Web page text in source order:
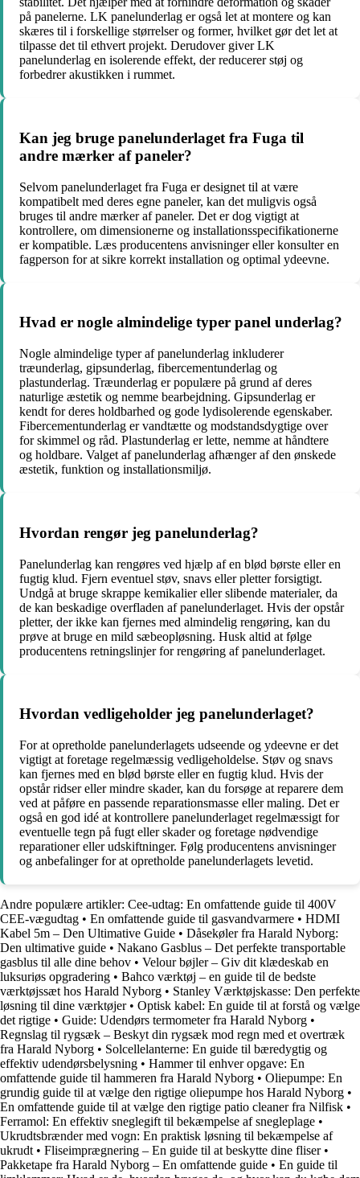
på panelerne. LK panelunderlag er også let at montere og kan
skæres til i forskellige størrelser og former, hvilket gør det let at
tilpasse det til ethvert projekt. Derudover giver LK
panelunderlag en isolerende effekt, der reducerer støj og
forbedrer akustikken i rummet.
Kan jeg bruge panelunderlaget fra Fuga til
andre mærker af paneler?
Selvom panelunderlaget fra Fuga er designet til at være
kompatibelt med deres egne paneler, kan det muligvis også
bruges til andre mærker af paneler. Det er dog vigtigt at
kontrollere, om dimensionerne og installationsspecifikationerne
er kompatible. Læs producentens anvisninger eller konsulter en
fagperson for at sikre korrekt installation og optimal ydeevne.
Hvad er nogle almindelige typer panel underlag?
Nogle almindelige typer af panelunderlag inkluderer
træunderlag, gipsunderlag, fibercementunderlag og
plastunderlag. Træunderlag er populære på grund af deres
naturlige æstetik og nemme bearbejdning. Gipsunderlag er
kendt for deres holdbarhed og gode lydisolerende egenskaber.
Fibercementunderlag er vandtætte og modstandsdygtige over
for skimmel og råd. Plastunderlag er lette, nemme at håndtere
og holdbare. Valget af panelunderlag afhænger af den ønskede
æstetik, funktion og installationsmiljø.
Hvordan rengør jeg panelunderlag?
Panelunderlag kan rengøres ved hjælp af en blød børste eller en
fugtig klud. Fjern eventuel støv, snavs eller pletter forsigtigt.
Undgå at bruge skrappe kemikalier eller slibende materialer, da
de kan beskadige overfladen af panelunderlaget. Hvis der opstår
pletter, der ikke kan fjernes med almindelig rengøring, kan du
prøve at bruge en mild sæbeopløsning. Husk altid at følge
producentens retningslinjer for rengøring af panelunderlaget.
Hvordan vedligeholder jeg panelunderlaget?
For at opretholde panelunderlagets udseende og ydeevne er det
vigtigt at foretage regelmæssig vedligeholdelse. Støv og snavs
kan fjernes med en blød børste eller en fugtig klud. Hvis der
opstår ridser eller mindre skader, kan du forsøge at reparere dem
ved at påføre en passende reparationsmasse eller maling. Det er
også en god idé at kontrollere panelunderlaget regelmæssigt for
eventuelle tegn på fugt eller skader og foretage nødvendige
reparationer eller udskiftninger. Følg producentens anvisninger
og anbefalinger for at opretholde panelunderlagets levetid.
Andre populære artikler: Cee-udtag: En omfattende guide til 400V
CEE-vægudtag • En omfattende guide til gasvandvarmere • HDMI
Kabel 5m – Den Ultimative Guide • Dåsekøler fra Harald Nyborg:
Den ultimative guide • Nakano Gasblus – Det perfekte transportable
gasblus til alle dine behov • Velour bøjler – Giv dit klædeskab en
luksuriøs opgradering • Bahco værktøj – en guide til de bedste
værktøjssæt hos Harald Nyborg • Stanley Værktøjskasse: Den perfekte
løsning til dine værktøjer• Optisk kabel: En guide til at forstå og vælge
det rigtige • Guide: Udendørs termometer fra Harald Nyborg •
Regnslag til rygsæk – Beskyt din rygsæk mod regn med et overtræk
fra Harald Nyborg • Solcellelanterne: En guide til bæredygtig og
effektiv udendørsbelysning • Hammer til enhver opgave: En
omfattende guide til hammeren fra Harald Nyborg • Oliepumpe: En
grundig guide til at vælge den rigtige oliepumpe hos Harald Nyborg •
En omfattende guide til at vælge den rigtige patio cleaner fra Nilfisk •
Ferramol: En effektiv sneglegift til bekæmpelse af snegleplage •
Ukrudtsbrænder med vogn: En praktisk løsning til bekæmpelse af
ukrudt • Fliseimprægnering – En guide til at beskytte dine fliser•
Pakketape fra Harald Nyborg – En omfattende guide • En guide til